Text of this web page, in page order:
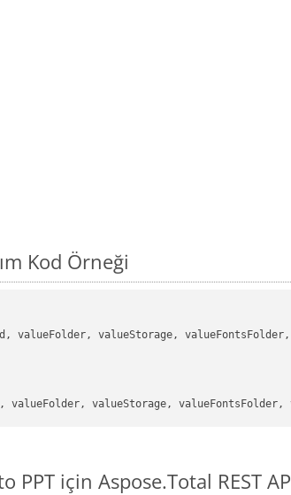
Kod Örneği
valueFolder, valueStorage,
PPT için Aspose.Total REST